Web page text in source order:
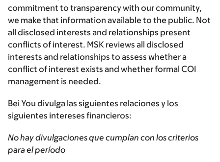
commitment to transparency with our community,
we make that information available to the public. Not
all disclosed interests and relationships present
conflicts of interest. MSK reviews all disclosed
interests and relationships to assess whether a
conflict of interest exists and whether formal COI
management is needed.
Bei You divulga las siguientes relaciones y los
siguientes intereses financieros:
No hay divulgaciones que cumplan con los criterios
para el período